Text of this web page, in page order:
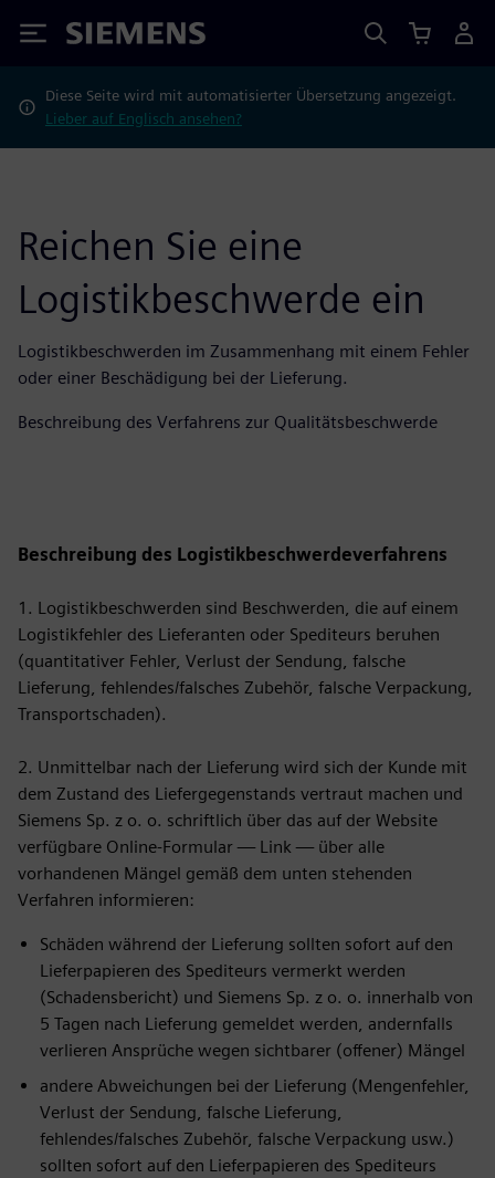
Siemens
Diese Seite wird mit automatisierter Übersetzung angezeigt.
Lieber auf Englisch ansehen?
Reichen Sie eine
Logistikbeschwerde ein
Logistikbeschwerden im Zusammenhang mit einem Fehler
oder einer Beschädigung bei der Lieferung.
Beschreibung des Verfahrens zur Qualitätsbeschwerde
Beschreibung des Logistikbeschwerdeverfahrens
1. Logistikbeschwerden sind Beschwerden, die auf einem
Logistikfehler des Lieferanten oder Spediteurs beruhen
(quantitativer Fehler, Verlust der Sendung, falsche
Lieferung, fehlendes/falsches Zubehör, falsche Verpackung,
Transportschaden).
2. Unmittelbar nach der Lieferung wird sich der Kunde mit
dem Zustand des Liefergegenstands vertraut machen und
Siemens Sp. z o. o. schriftlich über das auf der Website
verfügbare Online-Formular — Link — über alle
vorhandenen Mängel gemäß dem unten stehenden
Verfahren informieren:
Schäden während der Lieferung sollten sofort auf den
Lieferpapieren des Spediteurs vermerkt werden
(Schadensbericht) und Siemens Sp. z o. o. innerhalb von
5 Tagen nach Lieferung gemeldet werden, andernfalls
verlieren Ansprüche wegen sichtbarer (offener) Mängel
andere Abweichungen bei der Lieferung (Mengenfehler,
Verlust der Sendung, falsche Lieferung,
fehlendes/falsches Zubehör, falsche Verpackung usw.)
sollten sofort auf den Lieferpapieren des Spediteurs